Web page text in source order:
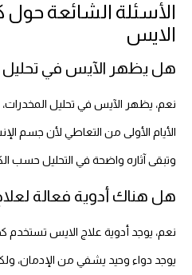
الأسئلة الشائعة
الايس
هل يظهر الآيس في تحليل
نعم، يظهر الآيس في تحليل
الأيام الأولى من التعاطي لأن جسم
وتبقى آثاره واضحة في التحليل حسب
هل هناك أدوية فعالة
نعم، يوجد أدوية علاج الايس تستخدم
يوجد دواء وحيد يشفي من الإدمان،